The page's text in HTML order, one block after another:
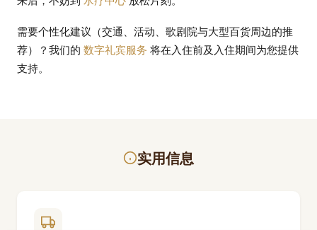
需要个性化建议（交通、活动、歌剧院与大型百货周边的推
荐）？我们的 数字礼宾服务 将在入住前及入住期间为您提供
支持。
实用信息